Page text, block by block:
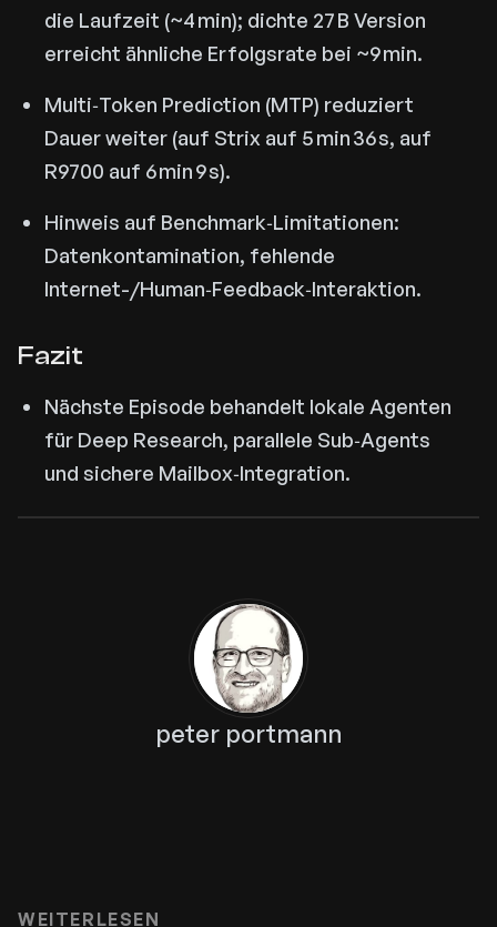
die Laufzeit (~4 min); dichte 27 B Version
erreicht ähnliche Erfolgsrate bei ~9 min.
Multi‑Token Prediction (MTP) reduziert
Dauer weiter (auf Strix auf 5 min 36 s, auf
R9700 auf 6 min 9 s).
Hinweis auf Benchmark‑Limitationen:
Datenkontamination, fehlende
Internet-/Human‑Feedback‑Interaktion.
Fazit
Nächste Episode behandelt lokale Agenten
für Deep Research, parallele Sub‑Agents
und sichere Mailbox‑Integration.
peter portmann
WEITERLESEN